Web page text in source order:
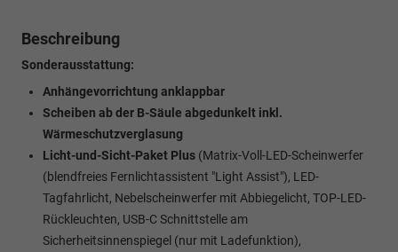
Beschreibung
Sonderausstattung:
Anhängevorrichtung anklappbar
Scheiben ab der B-Säule abgedunkelt inkl.
Wärmeschutzverglasung
Licht-und-Sicht-Paket Plus (Matrix-Voll-LED-Scheinwerfer
(blendfreies Fernlichtassistent "Light Assist"), LED-
Tagfahrlicht, Nebelscheinwerfer mit Abbiegelicht, TOP-LED-
Rückleuchten, USB-C Schnittstelle am
Sicherheitsinnenspiegel (nur mit Ladefunktion),